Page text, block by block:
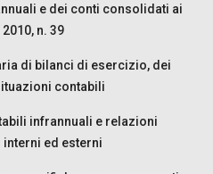
e dei conti consolidati ai
n. 39
di bilanci di esercizio, dei
contabili
infrannuali e relazioni
ed esterni